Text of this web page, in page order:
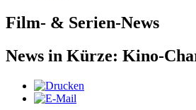
Film- & Serien-News
News in Kürze: Kino-